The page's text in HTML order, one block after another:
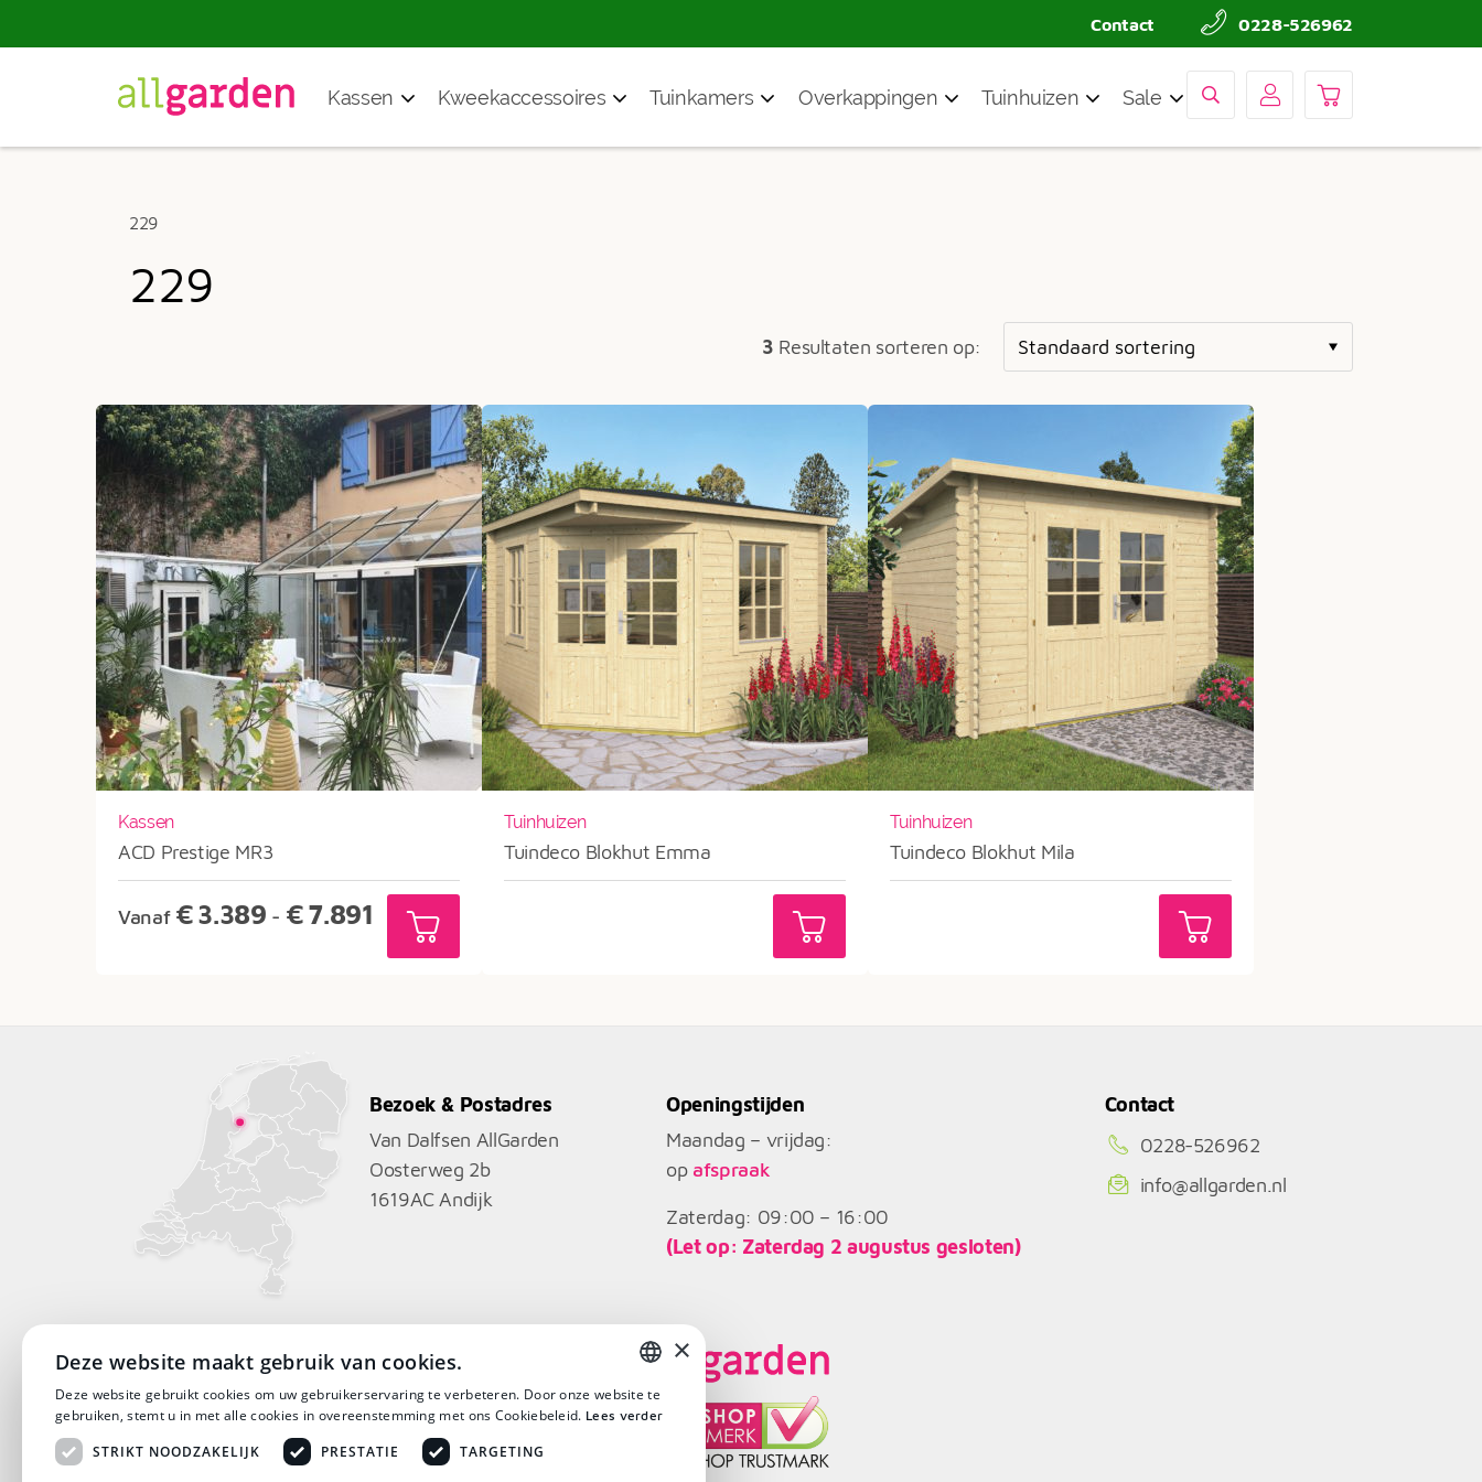
Contact 0228-526962
Kassen Kweekaccessoires Tuinkamers Overkappingen Tuinhuizen Sale
229
229
3 Resultaten sorteren op:
Kassen
ACD Prestige MR3
Vanaf €3.389 - €7.891 Prijsklasse:
€3.389
Tuinhuizen
Tuindeco Blokhut Emma
Tuinhuizen
Tuindeco Blokhut Mila
Bezoek & Postadres
Van Dalfsen AllGarden
Oosterweg 2b
1619AC Andijk
Openingstijden
Maandag – vrijdag:
op afspraak
Zaterdag: 09:00 – 16:00
(Let op: Zaterdag 2 augustus gesloten)
Contact
0228-526962
info@allgarden.nl
DUTCH
×
Deze website maakt gebruik van cookies.
Deze website gebruikt cookies om uw gebruikerservaring te verbeteren. Door onze website te
gebruiken, stemt u in met alle cookies in overeenstemming met ons Cookiebeleid. Lees verder
STRIKT NOODZAKELIJK PRESTATIE TARGETING